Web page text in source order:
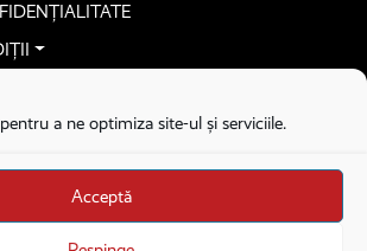
a ne optimiza site-ul și serviciile.
Acceptă
Stega creative
de Asociația Recorder Community, sub licența SC